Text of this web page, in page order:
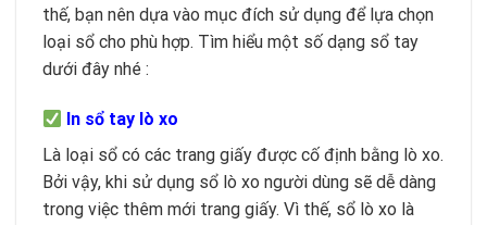
thế, bạn nên dựa vào mục đích sử dụng để lựa chọn
loại sổ cho phù hợp. Tìm hiểu một số dạng sổ tay
dưới đây nhé :
In sổ tay lò xo
Là loại sổ có các trang giấy được cố định bằng lò xo.
Bởi vậy, khi sử dụng sổ lò xo người dùng sẽ dễ dàng
trong việc thêm mới trang giấy. Vì thế, sổ lò xo là